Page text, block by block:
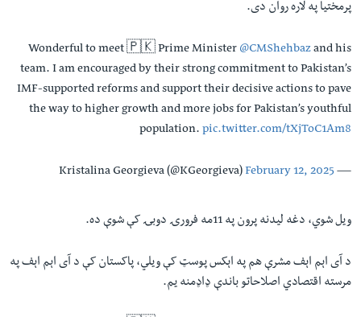
پرمختيا په لاره روان دی.
Wonderful to meet 🇵🇰 Prime Minister @CMShehbazand his
team. I am encouraged by their strong commitment to Pakistan’s
IMF-supported reforms and support their decisive actions to pave
the way to higher growth and more jobs for Pakistan’s youthful
population. pic.twitter.com/tXjToC1Am8
— Kristalina Georgieva (@KGeorgieva)
February 12, 2025
ويل شوي، دغه ليدنه پرون په 11مه فرورۍ دوبۍ کې شوې ده.
د آی اېم اېف مشرې هم په اېکس پوسټ کې ويلي، پاکستان کې د آی اېم اېف په
مرسته اقتصادي اصلاحاتو باندې ډاډمنه يم.